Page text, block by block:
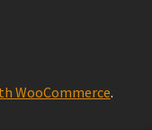
WooCommerce.